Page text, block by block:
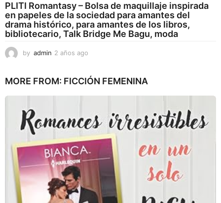
PLITI Romantasy – Bolsa de maquillaje inspirada
en papeles de la sociedad para amantes del
drama histórico, para amantes de los libros,
bibliotecario, Talk Bridge Me Bagu, moda
by admin 2 años ago
o
o
MORE FROM: FICCIÓN FEMENINA